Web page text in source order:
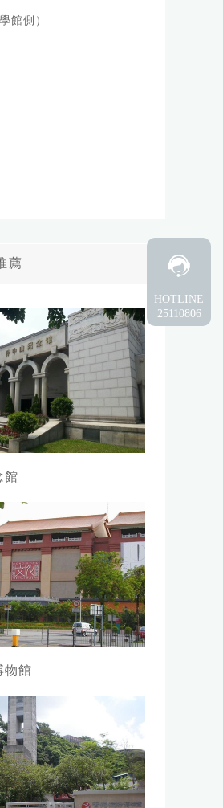
館側）
薦
館
物館
HOTLINE
25110806